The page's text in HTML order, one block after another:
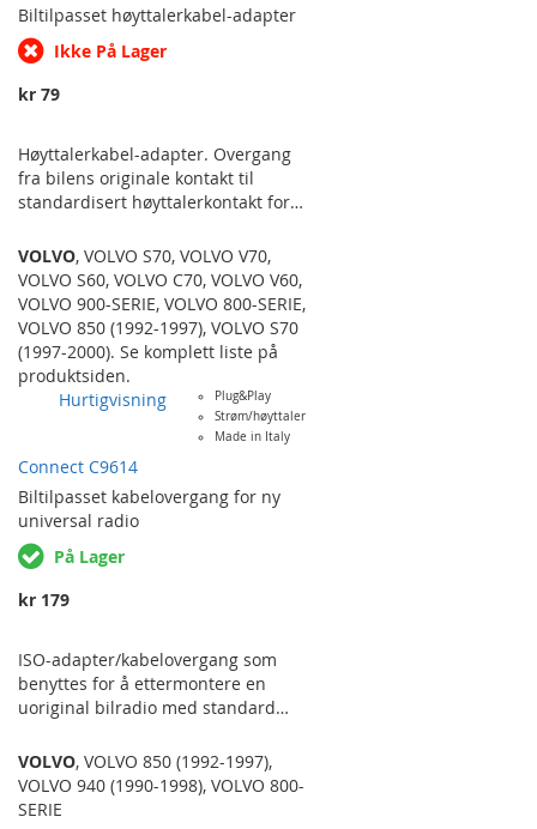
Biltilpasset høyttalerkabel-adapter
Ikke På Lager
kr 79
Høyttalerkabel-adapter. Overgang
fra bilens originale kontakt til
standardisert høyttalerkontakt for
klippe og lodde ved bytte av
originale høyttalere til
ettermarkedshøyttalere. Selges pr.
stk. VOLVO 850 (T-5R/R/AWD) ('92-
'97), 940 ('90-'98), C70 ('97-
'05), S60/V60 ('00-'08), S70 ('96-
'99), V70 ('96-'00).
VOLVO, VOLVO S70, VOLVO V70,
VOLVO S60, VOLVO C70, VOLVO V60,
VOLVO 900-SERIE, VOLVO 800-SERIE,
VOLVO 850 (1992-1997), VOLVO S70
(1997-2000). Se komplett liste på
produktsiden.
Hurtigvisning
Plug&Play
Strøm/høyttaler
Made in Italy
Connect C9614
Biltilpasset kabelovergang for ny
universal radio
På Lager
kr 179
ISO-adapter/kabelovergang som
benyttes for å ettermontere en
uoriginal bilradio med standard
standardiserte kontakter. Den
bevarer kun strøm og
høyttalersignal. For utvidede
VOLVO, VOLVO 850 (1992-1997),
VOLVO 940 (1990-1998), VOLVO 800-
SERIE